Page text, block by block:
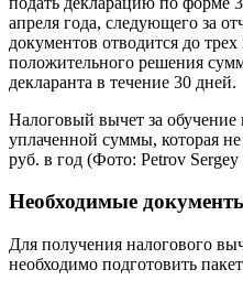
апреля года, следующего за
документов отводится до
положительного решения
декларанта в течение 30 дней.
Налоговый вычет за обучение
уплаченной суммы, которая
руб. в год (Фото: Petrov
Необходимые
Для получения налогового
необходимо подготовить